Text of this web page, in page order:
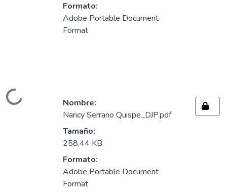
Formato:
Adobe Portable Document
Format
Nombre:
Nancy Serrano Quispe_DJP.pdf
Tamaño:
258,44 KB
Formato:
Adobe Portable Document
Format